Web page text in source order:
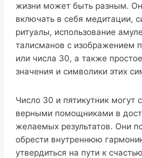
жизни может быть разным.
включать в себя медитации,
ритуалы, использование
талисманов с изображением
или числа 30, а также
значения и символики этих
Число 30 и пятикутник могут
верными помощниками в
желаемых результатов. Они
обрести внутреннюю
утвердиться на пути к